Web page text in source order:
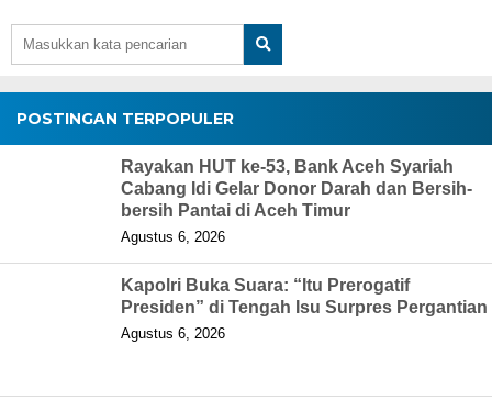
POSTINGAN TERPOPULER
Rayakan HUT ke-53, Bank Aceh Syariah
Cabang Idi Gelar Donor Darah dan Bersih-
bersih Pantai di Aceh Timur
Agustus 6, 2026
Kapolri Buka Suara: “Itu Prerogatif
Presiden” di Tengah Isu Surpres Pergantian
Agustus 6, 2026